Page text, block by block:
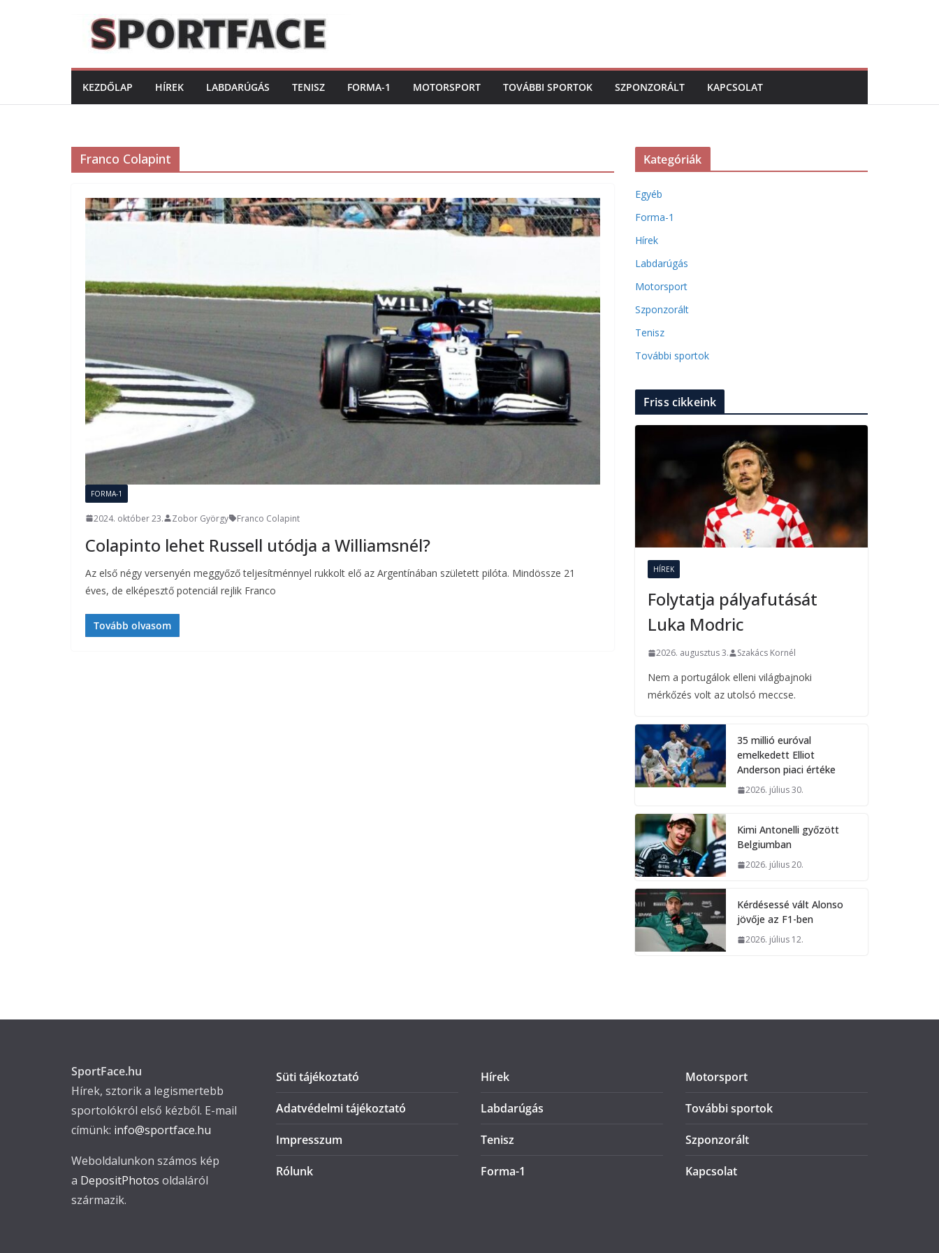
KEZDŐLAP HÍREK LABDARÚGÁS TENISZ FORMA-1 MOTORSPORT TOVÁBBI SPORTOK SZPONZORÁLT KAPCSOLAT
Franco Colapint
FORMA-1
2024. október 23. Zobor György Franco Colapint
Colapinto lehet Russell utódja a Williamsnél?
Az első négy versenyén meggyőző teljesítménnyel rukkolt elő az Argentínában született pilóta. Mindössze 21
éves, de elképesztő potenciál rejlik Franco
Tovább olvasom
Kategóriák
Egyéb
Forma-1
Hírek
Labdarúgás
Motorsport
Szponzorált
Tenisz
További sportok
Friss cikkeink
HÍREK
Folytatja pályafutását
Luka Modric
2026. augusztus 3. Szakács Kornél
Nem a portugálok elleni világbajnoki
mérkőzés volt az utolsó meccse.
35 millió euróval
emelkedett Elliot
Anderson piaci értéke
2026. július 30.
Kimi Antonelli győzött
Belgiumban
2026. július 20.
Kérdésessé vált Alonso
jövője az F1-ben
2026. július 12.
SportFace.hu
Hírek, sztorik a legismertebb
sportolókról első kézből. E-mail
címünk: info@sportface.hu
Weboldalunkon számos kép
a DepositPhotos oldaláról
származik.
Süti tájékoztató
Adatvédelmi tájékoztató
Impresszum
Rólunk
Hírek
Labdarúgás
Tenisz
Forma-1
Motorsport
További sportok
Szponzorált
Kapcsolat